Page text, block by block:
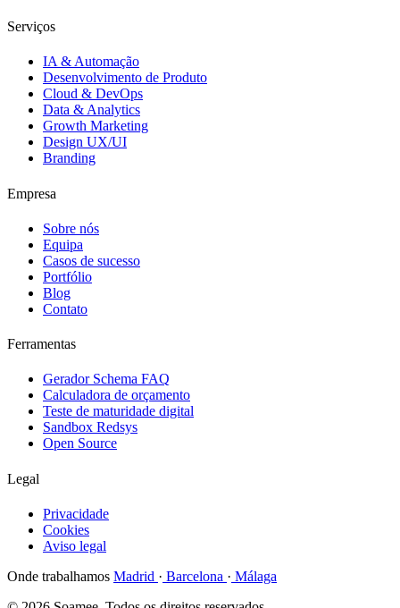
Serviços
IA & Automação
Desenvolvimento de Produto
Cloud & DevOps
Data & Analytics
Growth Marketing
Design UX/UI
Branding
Empresa
Sobre nós
Equipa
Casos de sucesso
Portfólio
Blog
Contato
Ferramentas
Gerador Schema FAQ
Calculadora de orçamento
Teste de maturidade digital
Sandbox Redsys
Open Source
Legal
Privacidade
Cookies
Aviso legal
Onde trabalhamos Madrid · Barcelona · Málaga